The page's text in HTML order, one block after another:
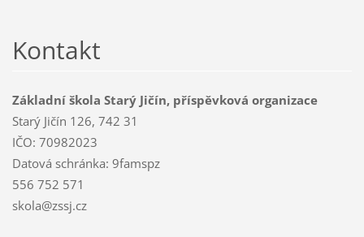
Kontakt
Základní škola Starý Jičín, příspěvková organizace
Starý Jičín 126, 742 31
IČO: 70982023
Datová schránka: 9famspz
556 752 571
skola@zssj.cz